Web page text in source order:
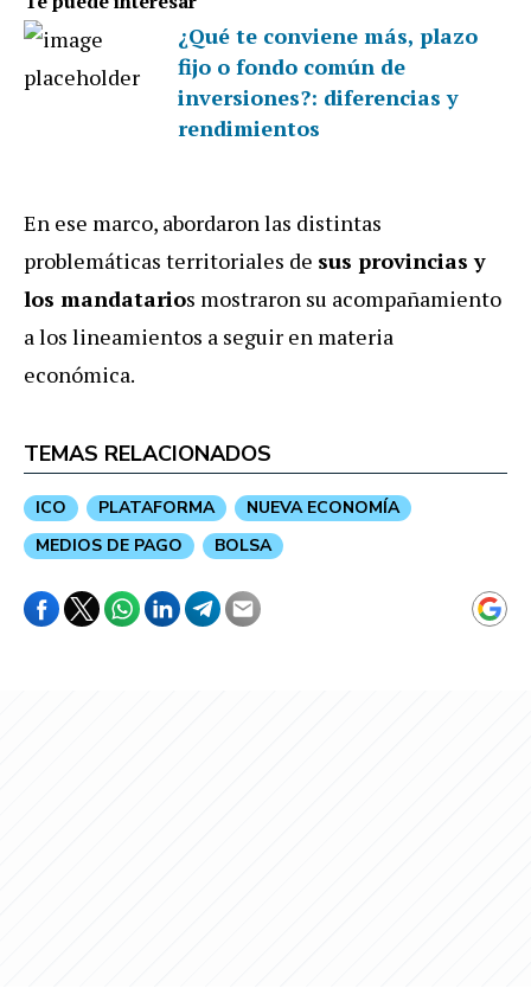
¿Qué te conviene más, plazo
fijo o fondo común de
inversiones?: diferencias y
rendimientos
En ese marco, abordaron las distintas
problemáticas territoriales de sus provincias y
los mandatarios mostraron su acompañamiento
a los lineamientos a seguir en materia
económica.
TEMAS RELACIONADOS
ICO PLATAFORMA
NUEVA ECONOMÍA
MEDIOS DE PAGO
BOLSA